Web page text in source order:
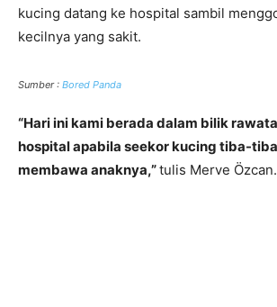
kucing datang ke hospital sambil
kecilnya yang sakit.
Sumber : Bored Panda
“Hari ini kami berada dalam bilik
hospital apabila seekor kucing tiba-
membawa anaknya,”tulis Merve Özcan.